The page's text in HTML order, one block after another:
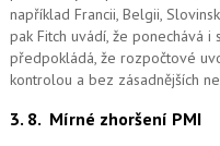
například Francii, Belgii,
pak Fitch uvádí, že ponechává
předpokládá, že rozpočtové
kontrolou a bez zásadnějších
3. 8. Mírné zhoršení PMI